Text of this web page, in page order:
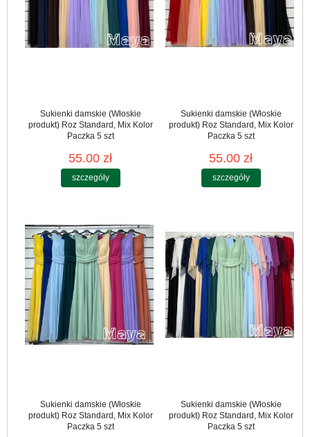
Sukienki damskie (Włoskie
produkt) Roz Standard, Mix Kolor
Paczka 5 szt
55.00 zł
szczegóły
Sukienki damskie (Włoskie
produkt) Roz Standard, Mix Kolor
Paczka 5 szt
55.00 zł
szczegóły
Sukienki damskie (Włoskie
produkt) Roz Standard, Mix Kolor
Paczka 5 szt
Sukienki damskie (Włoskie
produkt) Roz Standard, Mix Kolor
Paczka 5 szt